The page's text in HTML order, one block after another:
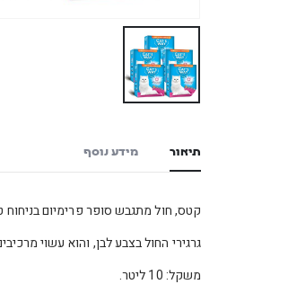
תיאור מידע נוסף
קטס, חול מתגבש סופר פרימיום
גרגירי החול בצבע לבן, והוא עשוי
משקל: 10 ליטר.